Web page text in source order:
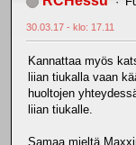
30.03.17 - klo: 17.11
Kannattaa myös
liian tiukalla vaan
huoltojen
liian tiukalle.
Samaa mieltä